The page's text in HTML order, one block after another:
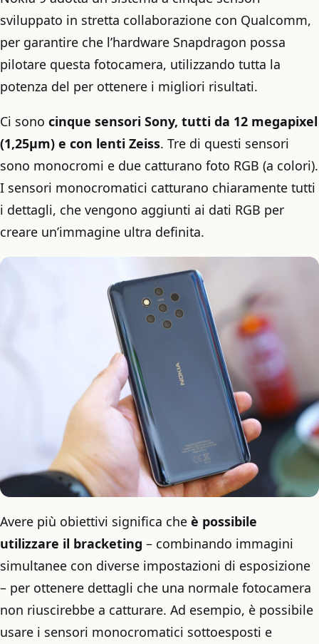
sviluppato in stretta collaborazione con Qualcomm,
per garantire che l’hardware Snapdragon possa
pilotare questa fotocamera, utilizzando tutta la
potenza del per ottenere i migliori risultati.
Ci sono cinque sensori Sony, tutti da 12 megapixel
(1,25μm) e con lenti Zeiss. Tre di questi sensori
sono monocromi e due catturano foto RGB (a colori).
I sensori monocromatici catturano chiaramente tutti
i dettagli, che vengono aggiunti ai dati RGB per
creare un’immagine ultra definita.
Avere più obiettivi significa che è possibile
utilizzare il bracketing – combinando immagini
simultanee con diverse impostazioni di esposizione
– per ottenere dettagli che una normale fotocamera
non riuscirebbe a catturare. Ad esempio, è possibile
usare i sensori monocromatici sottoesposti e